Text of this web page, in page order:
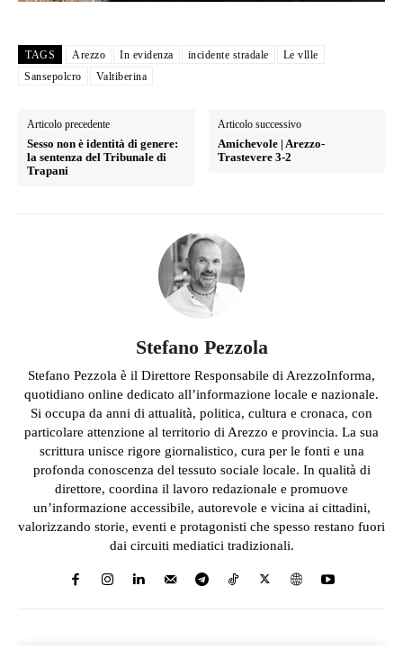
TAGS Arezzo In evidenza incidente stradale
Le vllle
Sansepolcro
Valtiberina
Articolo precedente
Sesso non è identità di genere:
la sentenza del Tribunale di
Trapani
Articolo successivo
Amichevole | Arezzo-
Trastevere 3-2
Stefano Pezzola
Stefano Pezzola è il Direttore Responsabile di ArezzoInforma,
quotidiano online dedicato all’informazione locale e nazionale.
Si occupa da anni di attualità, politica, cultura e cronaca, con
particolare attenzione al territorio di Arezzo e provincia. La sua
scrittura unisce rigore giornalistico, cura per le fonti e una
profonda conoscenza del tessuto sociale locale. In qualità di
direttore, coordina il lavoro redazionale e promuove
un’informazione accessibile, autorevole e vicina ai cittadini,
valorizzando storie, eventi e protagonisti che spesso restano fuori
dai circuiti mediatici tradizionali.